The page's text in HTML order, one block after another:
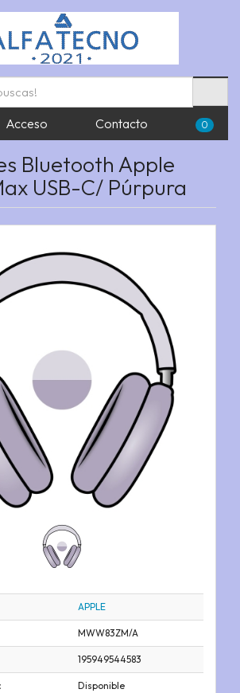
Acceso Contacto 0
Bluetooth Apple
USB-C/ Púrpura
APPLE
MWW83ZM/A
195949544583
Disponible